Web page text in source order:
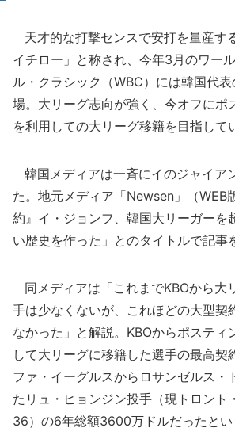
天才的な打撃センスで安打を量産す
イチロー」と称され、今年3月のワー
ル・クラシック（WBC）には韓国代
場。大リーグ志向が強く、今オフにポ
を利用しての大リーグ移籍を目指して
韓国メディアは一斉にイのジャイア
た。地元メディア「Newsen」（WEB
約』イ・ジョンフ、韓国大リーガーを
い歴史を作った」とのタイトルで記事
同メディアは「これまでKBOから大
手は少なくないが、これほどの大型契
なかった」と解説。KBOからポスティ
して大リーグに移籍した選手の最高契
ファ・イーグルスからロサンゼルス・
たリュ・ヒョンジン投手（現トロント
36）の6年総額3600万ドルだったとい